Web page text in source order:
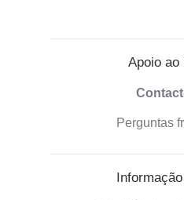
Apoio ao
Perguntas